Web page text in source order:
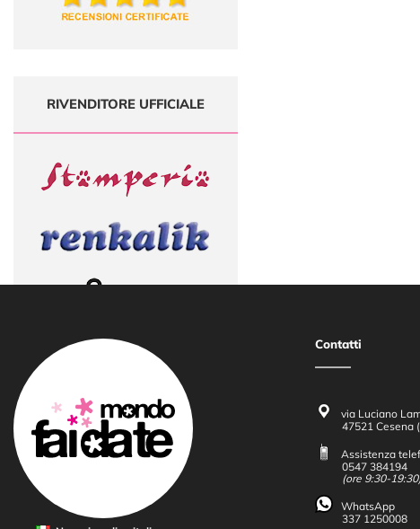
RIVENDITORE UFFICIALE
CORSI DI DECORAZIONE
Contatti
via Luciano
47521 Cesena
Assistenza
0547 384194
(ore 9:30-
WhatsApp
337 1250008